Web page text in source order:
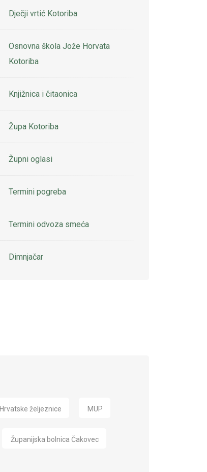
Dječji vrtić Kotoriba
Osnovna škola Jože Horvata
Kotoriba
Knjižnica i čitaonica
Župa Kotoriba
Župni oglasi
Termini pogreba
Termini odvoza smeća
Dimnjačar
Hrvatske željeznice MUP
Županijska bolnica Čakovec